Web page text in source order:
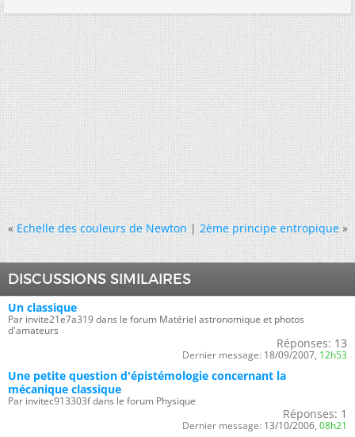
« Echelle des couleurs de Newton|2ème principe entropique »
DISCUSSIONS SIMILAIRES
Un classique
Par invite21e7a319 dans le forum Matériel astronomique et photos
d'amateurs
Réponses: 13
Dernier message: 18/09/2007, 12h53
Une petite question d'épistémologie concernant la
mécanique classique
Par invitec913303f dans le forum Physique
Réponses: 1
Dernier message: 13/10/2006, 08h21